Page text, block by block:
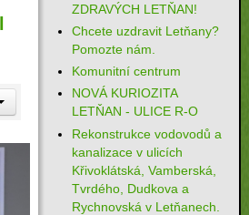
ZDRAVÝCH LETŇAN!
Chcete uzdravit Letňany?
Pomozte nám.
Komunitní centrum
NOVÁ KURIOZITA
LETŇAN - ULICE R-O
Rekonstrukce vodovodů a
kanalizace v ulicích
Křivoklátská, Vamberská,
Tvrdého, Dudkova a
Rychnovská v Letňanech.